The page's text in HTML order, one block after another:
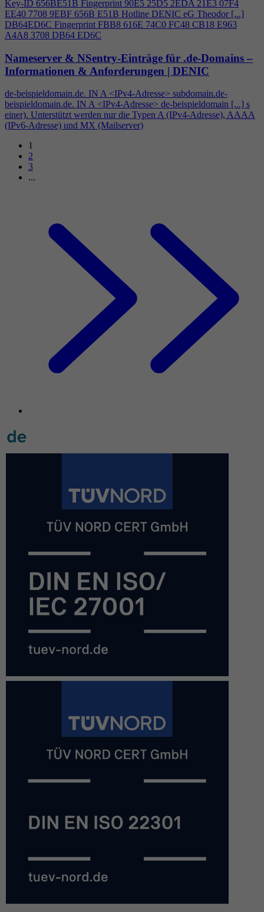
Key-ID 656BE51B Fingerprint 90E5 25D5 2EDA 21E3 07F4
EE40 7708 9EBF 656B E51B Hotline DENIC eG Theodor [...]
DB64ED6C Fingerprint FBB8 616E 74C0 FC48 CB18 E963
A4A8 3708 DB64 ED6C
Nameserver & NSentry-Einträge für .de-Domains –
Informationen & Anforderungen | DENIC
de-beispieldomain.de. IN A <IPv4-Adresse> subdomain.de-
beispieldomain.de. IN A <IPv4-Adresse> de-beispieldomain [...] s
einer). Unterstützt werden nur die Typen A (IPv4-Adresse), AAAA
(IPv6-Adresse) und MX (Mailserver)
1
2
3
...